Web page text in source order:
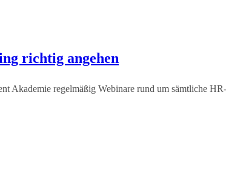
richtig angehen
Akademie regelmäßig Webinare rund um sämtliche